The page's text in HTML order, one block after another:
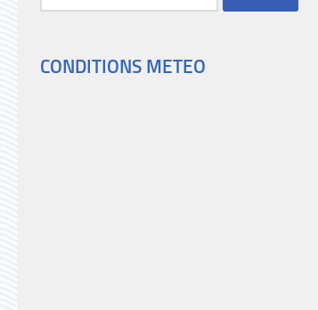
CONDITIONS METEO